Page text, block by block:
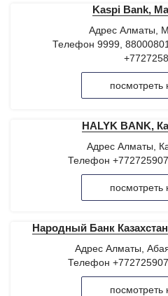
Kaspi Bank,
Адрес Алматы,
Телефон 9999,
посмотреть
HALYK BANK,
Адрес Алматы,
Телефон
посмотреть
Народный Банк
Адрес Алматы,
Телефон
посмотреть